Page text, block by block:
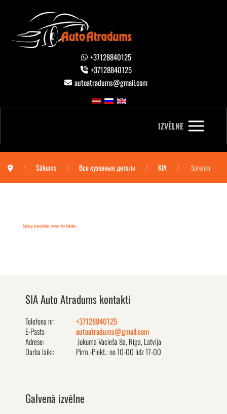
+37128840125
+37128840125
autoatradums@gmail.com
IZVĒLNE
Sākums Все кузовные детали KIA Sorento
FaLang translation system by Faboba
SIA Auto Atradums kontakti
Telefona nr:
+37128840125
E-Pasts:
autoatradums@gmail.com
Adrese:
Jukuma Vacieša 8a, Rīga, Latvija
Darba laiki:
Pirm.-Piekt.: no 10-00 līdz 17-00
Galvenā izvēlne